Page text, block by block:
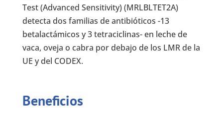
Test (Advanced Sensitivity) (MRLBLTET2A)
detecta dos familias de antibióticos -13
betalactámicos y 3 tetraciclinas- en leche de
vaca, oveja o cabra por debajo de los LMR de la
UE y del CODEX.
Beneficios